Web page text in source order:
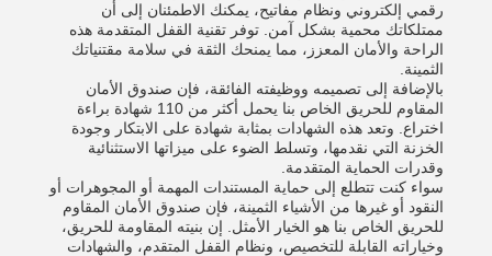
رقمي إلكتروني ونظام مفاتيح، يمكنك الاطمئنان إلى أن
ممتلكاتك محمية بشكل آمن. توفر تقنية القفل المتقدمة هذه
الراحة والأمان المعزز، مما يمنحك الثقة في سلامة مقتنياتك
الثمينة.
بالإضافة إلى تصميمه ووظيفته الفائقة، فإن صندوق الأمان
المقاوم للحريق الخاص بنا يحمل أكثر من 110 شهادة براءة
اختراع. وتعد هذه الشهادات بمثابة شهادة على الابتكار وجودة
الخزنة التي نقدمها، وتسلط الضوء على ميزاتها الاستثنائية
وقدرات الحماية المتقدمة.
سواء كنت تتطلع إلى حماية المستندات المهمة أو المجوهرات أو
النقود أو غيرها من الأشياء الثمينة، فإن صندوق الأمان المقاوم
للحريق الخاص بنا هو الخيار الأمثل. إن بنيته المقاومة للحريق،
وخياراته القابلة للتخصيص، ونظام القفل المتقدم، والشهادات